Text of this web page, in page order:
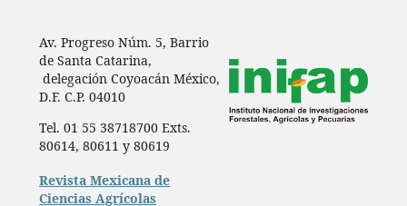
Av. Progreso Núm. 5, Barrio
de Santa Catarina,
delegación Coyoacán México,
D.F. C.P. 04010
Tel. 01 55 38718700 Exts.
80614, 80611 y 80619
Revista Mexicana de
Ciencias Agrícolas